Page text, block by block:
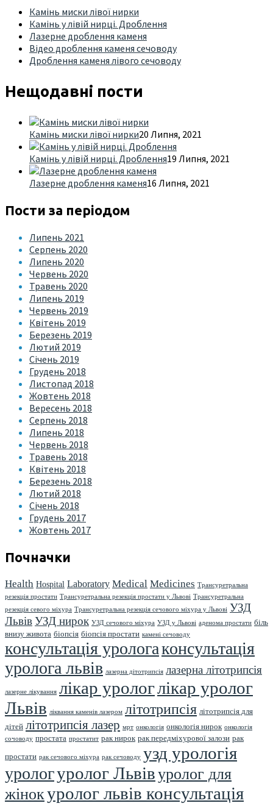
Камінь миски лівої нирки
Камінь у лівій нирці. Дроблення
Лазерне дроблення каменя
Відео дроблення каменя сечоводу
Дроблення каменя лівого сечоводу
Нещодавні пости
Камінь миски лівої нирки20 Липня, 2021
Камінь у лівій нирці. Дроблення19 Липня, 2021
Лазерне дроблення каменя16 Липня, 2021
Пости за періодом
Липень 2021
Серпень 2020
Липень 2020
Червень 2020
Травень 2020
Липень 2019
Червень 2019
Квітень 2019
Березень 2019
Лютий 2019
Січень 2019
Грудень 2018
Листопад 2018
Жовтень 2018
Вересень 2018
Серпень 2018
Липень 2018
Червень 2018
Травень 2018
Квітень 2018
Березень 2018
Лютий 2018
Січень 2018
Грудень 2017
Жовтень 2017
Почначки
Health Hospital Laboratory Medical Medicines Трансуретральна
резекція простати Трансуретральна резекція простати у Львові Трансуретральна
резекція севого міхура Трансуретральна резекція сечового міхура у Львові УЗД
ЛьвівУЗД нирок УЗД сечового міхура УЗД у Львові аденома простати біль
внизу живота біопсія біопсія простати камені сечоводу
консультація урологаконсультація
уролога львів лазерна дітотрипсія лазерна літотрипсія
лазерне лікування лікар урологлікар уролог
Львів ліквання каменів лазером літотрипсія літотрипсія для
дітей літотрипсія лазер мрт онкологія онкологія нирок онкологія
сочоводу простата простатит рак нирок рак передміхурової залози рак
простати рак сечового міхура рак сечоводу узд урологія
урологуролог Львівуролог для
жінокуролог львів консультація